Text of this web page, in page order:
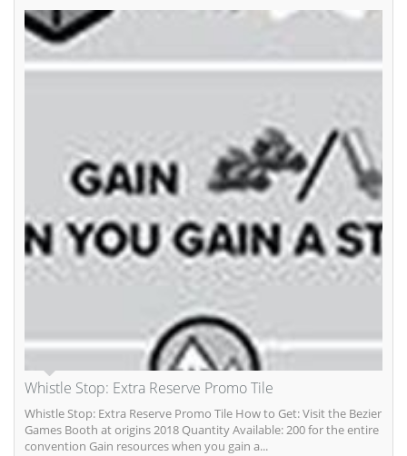
Whistle Stop: Extra Reserve Promo Tile
Whistle Stop: Extra Reserve Promo Tile How to Get: Visit the Bezier
Games Booth at origins 2018 Quantity Available: 200 for the entire
convention Gain resources when you gain a...